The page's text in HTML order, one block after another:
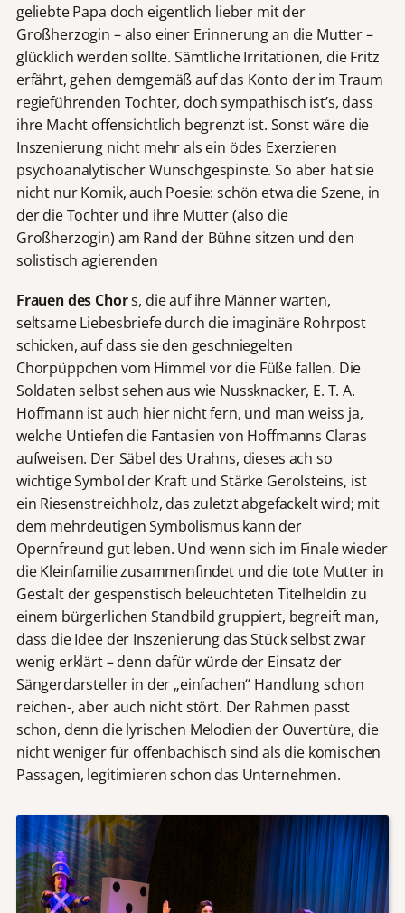
geliebte Papa doch eigentlich lieber mit der
Großherzogin – also einer Erinnerung an die Mutter –
glücklich werden sollte. Sämtliche Irritationen, die Fritz
erfährt, gehen demgemäß auf das Konto der im Traum
regieführenden Tochter, doch sympathisch ist’s, dass
ihre Macht offensichtlich begrenzt ist. Sonst wäre die
Inszenierung nicht mehr als ein ödes Exerzieren
psychoanalytischer Wunschgespinste. So aber hat sie
nicht nur Komik, auch Poesie: schön etwa die Szene, in
der die Tochter und ihre Mutter (also die
Großherzogin) am Rand der Bühne sitzen und den
solistisch agierenden
Frauen des Chors, die auf ihre Männer warten,
seltsame Liebesbriefe durch die imaginäre Rohrpost
schicken, auf dass sie den geschniegelten
Chorpüppchen vom Himmel vor die Füße fallen. Die
Soldaten selbst sehen aus wie Nussknacker, E. T. A.
Hoffmann ist auch hier nicht fern, und man weiss ja,
welche Untiefen die Fantasien von Hoffmanns Claras
aufweisen. Der Säbel des Urahns, dieses ach so
wichtige Symbol der Kraft und Stärke Gerolsteins, ist
ein Riesenstreichholz, das zuletzt abgefackelt wird; mit
dem mehrdeutigen Symbolismus kann der
Opernfreund gut leben. Und wenn sich im Finale wieder
die Kleinfamilie zusammenfindet und die tote Mutter in
Gestalt der gespenstisch beleuchteten Titelheldin zu
einem bürgerlichen Standbild gruppiert, begreift man,
dass die Idee der Inszenierung das Stück selbst zwar
wenig erklärt – denn dafür würde der Einsatz der
Sängerdarsteller in der „einfachen“ Handlung schon
reichen-, aber auch nicht stört. Der Rahmen passt
schon, denn die lyrischen Melodien der Ouvertüre, die
nicht weniger für offenbachisch sind als die komischen
Passagen, legitimieren schon das Unternehmen.